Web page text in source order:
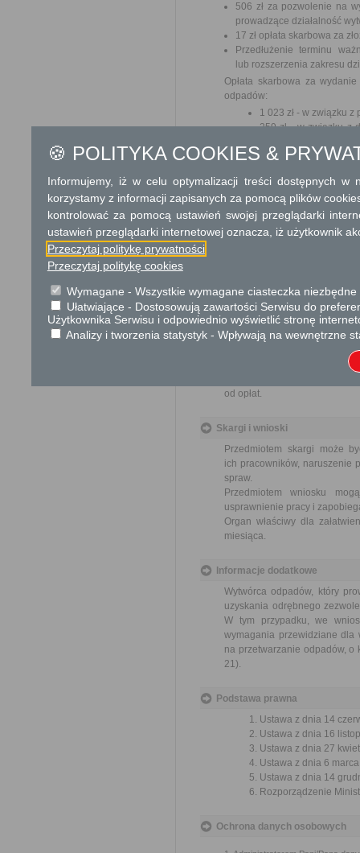
506 zł za pozwolenie na
prowadzące działalność
17 zł opłata skarbowa za
Przedłużenie terminu
lub rozszerzenia zakresu
Opłata skarbowa za
odpadów:
1 023 zł - w związku
259 zł - w związku z
256 zł - pozostałe.
administracyjnego.
Opłata w wysokości 24 zł -
Informacje o płatnościach
Powiat Grójecki
Tryb odwoławczy
Odwołanie wnosi się do
o odmowie wpisu, za
od opłat.
Skargi i wnioski
Przedmiotem skargi może
ich pracowników, naruszenie
spraw.
Przedmiotem wniosku
usprawnienie pracy i
Organ właściwy dla
miesiąca.
Informacje dodatkowe
Wytwórca odpadów, który
uzyskania odrębnego
W tym przypadku, we
wymagania przewidziane
na przetwarzanie odpadów,
21).
Podstawa prawna
Ustawa z dnia 14
Ustawa z dnia 16
Ustawa z dnia 27
Ustawa z dnia 6
Ustawa z dnia 14
Rozporządzenie
Ochrona danych osobowych
🍪 POLITYKA COOKIES &
Informujemy, iż w celu optymalizacji treści dostępnych w
korzystamy z informacji zapisanych za pomocą plików
kontrolować za pomocą ustawień swojej przeglądarki
ustawień przeglądarki internetowej oznacza, iż użytkownik
Przeczytaj politykę prywatności
Przeczytaj politykę cookies
Wymagane - Wszystkie wymagane ciasteczka
Ułatwiające - Dostosowują zawartości Serwisu do
Użytkownika Serwisu i odpowiednio wyświetlić stronę
Analizy i tworzenia statystyk - Wpływają na wewnętrzne